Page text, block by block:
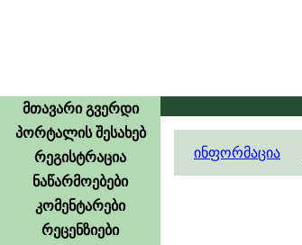
მთავარი გვერდი
პორტალის შესახებ
რეგისტრაცია
ნაწარმოებები
კომენტარები
რეცენზიები
ინფორმაცია